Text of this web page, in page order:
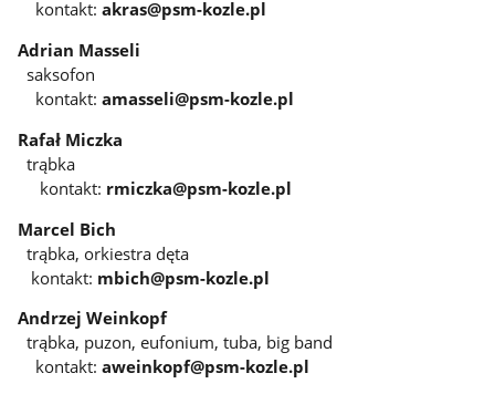
kontakt:akras@psm-kozle.pl
Adrian Masseli
saksofon
kontakt:amasseli@psm-kozle.pl
Rafał Miczka
trąbka
kontakt: rmiczka@psm-kozle.pl
Marcel Bich
trąbka, orkiestra dęta
kontakt: mbich@psm-kozle.pl
Andrzej Weinkopf
trąbka, puzon, eufonium, tuba, big band
kontakt:aweinkopf@psm-kozle.pl